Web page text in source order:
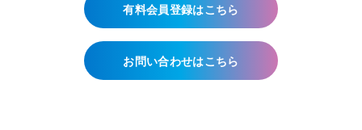
有料会員登録はこちら
お問い合わせはこちら